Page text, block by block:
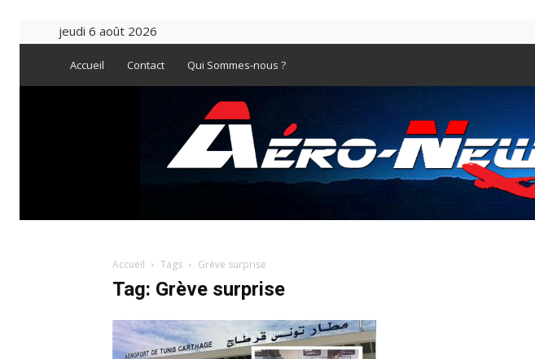
jeudi 6 août 2026
Accueil Contact Qui Sommes-nous ?
Accueil Tags Grève surprise
Tag: Grève surprise